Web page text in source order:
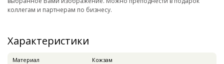
коллегам и партнерам по бизнесу.
Характеристики
Материал
Кожзам